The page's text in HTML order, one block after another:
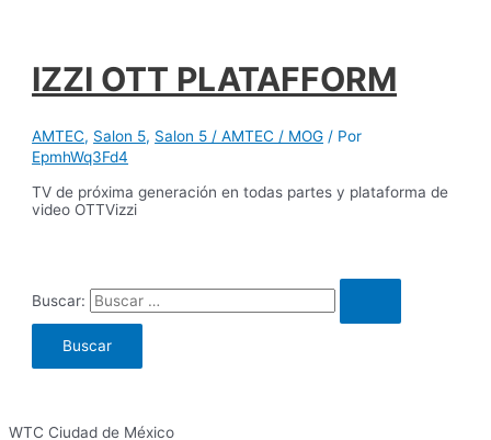
IZZI OTT PLATAFFORM
AMTEC, Salon 5, Salon 5 / AMTEC / MOG / Por
EpmhWq3Fd4
TV de próxima generación en todas partes y plataforma de
video OTTVizzi
Buscar:
WTC Ciudad de México